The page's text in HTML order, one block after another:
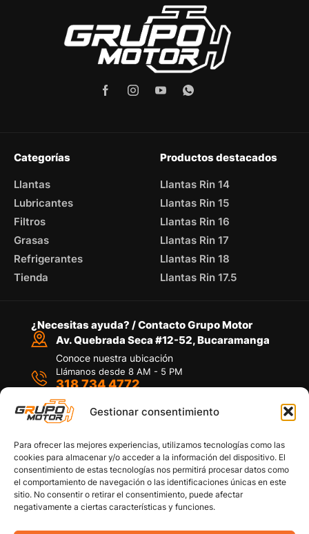
Gestionar consentimiento
Para ofrecer las mejores experiencias, utilizamos tecnologías como las
cookies para almacenar y/o acceder a la información del dispositivo. El
consentimiento de estas tecnologías nos permitirá procesar datos como
el comportamiento de navegación o las identificaciones únicas en este
sitio. No consentir o retirar el consentimiento, puede afectar
negativamente a ciertas características y funciones.
Categorías
Llantas
Lubricantes
Filtros
Grasas
Refrigerantes
Tienda
Productos destacados
Llantas Rin 14
Llantas Rin 15
Llantas Rin 16
Llantas Rin 17
Llantas Rin 18
Llantas Rin 17.5
¿Necesitas ayuda? / Contacto Grupo Motor
Av. Quebrada Seca #12-52, Bucaramanga
Conoce nuestra ubicación
Llámanos desde 8 AM - 5 PM
318 734 4772
Por medio de WhatsApp
Políticas de privacidad
Política de devoluciones y/o reembolsos